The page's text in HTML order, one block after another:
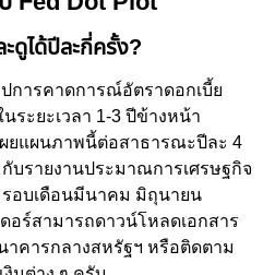
ดูได้ปีละกี่ครั้ง?
การคาดการณ์อัตราดอกเบี้ย
ระยะเวลา 1-3 ปีข้างหน้า
ผยแผนภาพนี้ต่อสาธารณะปีละ 4
บรายงานประมาณการเศรษฐกิจ
รอบเดือนมีนาคม มิถุนายน
อร์สามารถดาวน์โหลดเอกสาร
าคารกลางสหรัฐฯ หรือติดตาม